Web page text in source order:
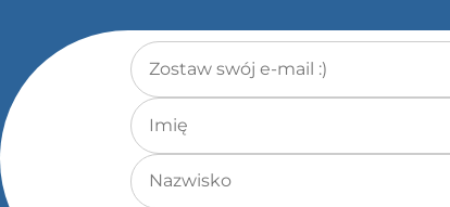
Adres e-mail*
Imię
Nazwisko